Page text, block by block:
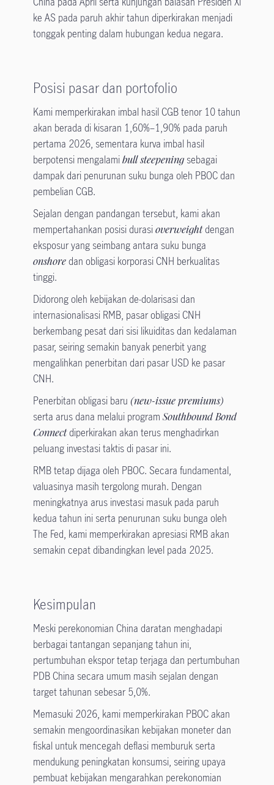
ke AS pada paruh akhir tahun diperkirakan menjadi
tonggak penting dalam hubungan kedua negara.
Posisi pasar dan portofolio
Kami memperkirakan imbal hasil CGB tenor 10 tahun
akan berada di kisaran 1,60%–1,90% pada paruh
pertama 2026, sementara kurva imbal hasil
berpotensi mengalamibull steepeningsebagai
dampak dari penurunan suku bunga oleh PBOC dan
pembelian CGB.
Sejalan dengan pandangan tersebut, kami akan
mempertahankan posisi durasioverweightdengan
eksposur yang seimbang antara suku bunga
onshoredan obligasi korporasi CNH berkualitas
tinggi.
Didorong oleh kebijakan de-dolarisasi dan
internasionalisasi RMB, pasar obligasi CNH
berkembang pesat dari sisi likuiditas dan kedalaman
pasar, seiring semakin banyak penerbit yang
mengalihkan penerbitan dari pasar USD ke pasar
CNH.
Penerbitan obligasi baru (new-issue premiums)
serta arus dana melalui programSouthbound Bond
Connectdiperkirakan akan terus menghadirkan
peluang investasi taktis di pasar ini.
RMB tetap dijaga oleh PBOC. Secara fundamental,
valuasinya masih tergolong murah. Dengan
meningkatnya arus investasi masuk pada paruh
kedua tahun ini serta penurunan suku bunga oleh
The Fed, kami memperkirakan apresiasi RMB akan
semakin cepat dibandingkan level pada 2025.
Kesimpulan
Meski perekonomian China daratan menghadapi
berbagai tantangan sepanjang tahun ini,
pertumbuhan ekspor tetap terjaga dan pertumbuhan
PDB China secara umum masih sejalan dengan
target tahunan sebesar 5,0%.
Memasuki 2026, kami memperkirakan PBOC akan
semakin mengoordinasikan kebijakan moneter dan
fiskal untuk mencegah deflasi memburuk serta
mendukung peningkatan konsumsi, seiring upaya
pembuat kebijakan mengarahkan perekonomian